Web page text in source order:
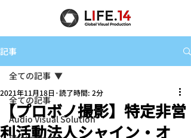
記事
全ての記事
Audio Visual Solution
全ての記事
【プロボノ撮影】特定非営
利活動法人シャイン・オ
2021年11月18日 読了時間: 2分